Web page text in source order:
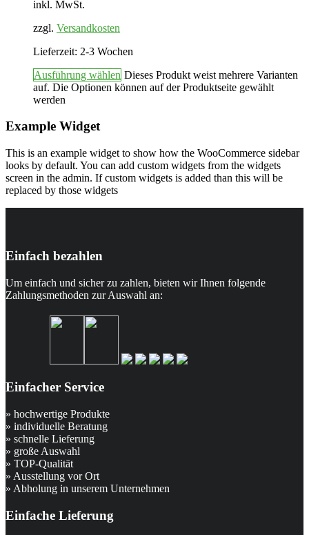
inkl. MwSt.
zzgl. Versandkosten
Lieferzeit: 2-3 Wochen
Ausführung wählen Dieses Produkt weist mehrere Varianten
auf. Die Optionen können auf der Produktseite gewählt
werden
Example Widget
This is an example widget to show how the WooCommerce sidebar
looks by default. You can add custom widgets from the widgets
screen in the admin. If custom widgets is added than this will be
replaced by those widgets
Einfach bezahlen
Um einfach und sicher zu zahlen, bieten wir Ihnen folgende
Zahlungsmethoden zur Auswahl an:
Einfacher Service
» hochwertige Produkte
» individuelle Beratung
» schnelle Lieferung
» große Auswahl
» TOP-Qualität
» Ausstellung vor Ort
» Abholung in unserem Unternehmen
Einfache Lieferung